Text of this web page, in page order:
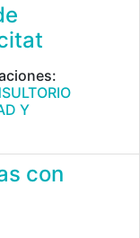
Y
con